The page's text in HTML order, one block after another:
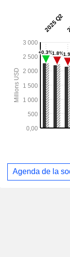
Agenda de la